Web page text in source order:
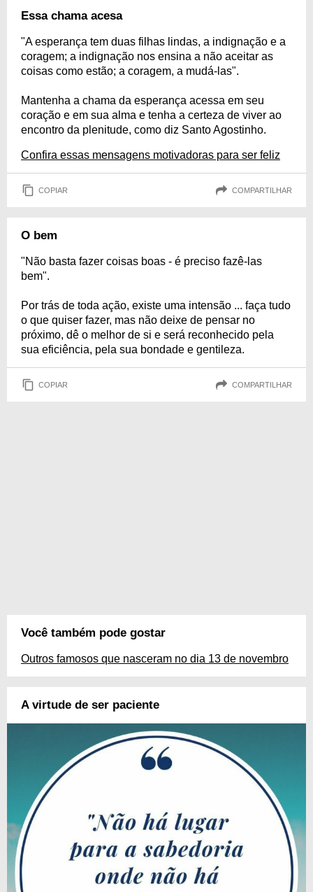
Essa chama acesa
"A esperança tem duas filhas lindas, a indignação e a
coragem; a indignação nos ensina a não aceitar as
coisas como estão; a coragem, a mudá-las".
Mantenha a chama da esperança acessa em seu
coração e em sua alma e tenha a certeza de viver ao
encontro da plenitude, como diz Santo Agostinho.
Confira essas mensagens motivadoras para ser feliz
COPIAR COMPARTILHAR
O bem
"Não basta fazer coisas boas - é preciso fazê-las
bem".
Por trás de toda ação, existe uma intensão ... faça tudo
o que quiser fazer, mas não deixe de pensar no
próximo, dê o melhor de si e será reconhecido pela
sua eficiência, pela sua bondade e gentileza.
COPIAR COMPARTILHAR
Você também pode gostar
Outros famosos que nasceram no dia 13 de novembro
A virtude de ser paciente